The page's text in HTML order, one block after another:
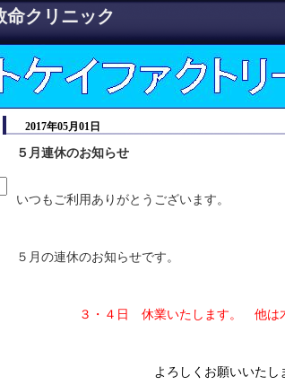
命クリニック
2017年05月01日
５月連休のお知らせ
いつもご利用ありがとうございます。
５月の連休のお知らせです。
３・４日 休業いたします。 他は
よろしくお願いいたし